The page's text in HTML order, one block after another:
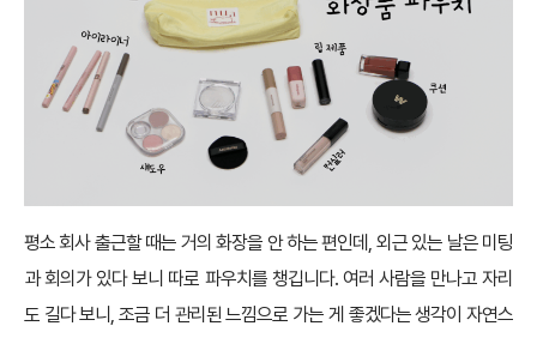
평소 회사 출근할 때는 거의 화장을 안 하는 편인데, 외근 있는 날은 미팅
과 회의가 있다 보니 따로 파우치를 챙깁니다. 여러 사람을 만나고 자리
도 길다 보니, 조금 더 관리된 느낌으로 가는 게 좋겠다는 생각이 자연스